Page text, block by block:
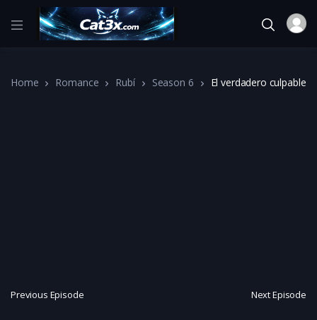
Home Romance Rubí Season 6 El verdadero culpable
Previous Episode Next Episode